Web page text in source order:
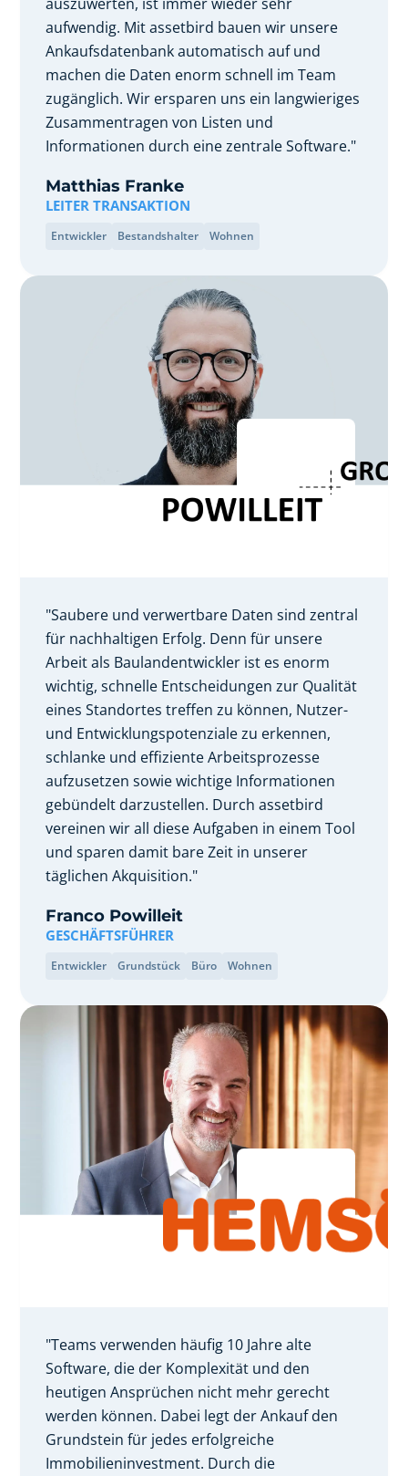
aufwendig. Mit assetbird bauen wir unsere
Ankaufsdatenbank automatisch auf und
machen die Daten enorm schnell im Team
zugänglich. Wir ersparen uns ein langwieriges
Zusammentragen von Listen und
Informationen durch eine zentrale Software."
Matthias Franke
LEITER TRANSAKTION
Entwickler Bestandshalter Wohnen
"Saubere und verwertbare Daten sind zentral
für nachhaltigen Erfolg. Denn für unsere
Arbeit als Baulandentwickler ist es enorm
wichtig, schnelle Entscheidungen zur Qualität
eines Standortes treffen zu können, Nutzer-
und Entwicklungspotenziale zu erkennen,
schlanke und effiziente Arbeitsprozesse
aufzusetzen sowie wichtige Informationen
gebündelt darzustellen. Durch assetbird
vereinen wir all diese Aufgaben in einem Tool
und sparen damit bare Zeit in unserer
täglichen Akquisition."
Franco Powilleit
GESCHÄFTSFÜHRER
Entwickler Grundstück Büro Wohnen
"Teams verwenden häufig 10 Jahre alte
Software, die der Komplexität und den
heutigen Ansprüchen nicht mehr gerecht
werden können. Dabei legt der Ankauf den
Grundstein für jedes erfolgreiche
Immobilieninvestment. Durch die